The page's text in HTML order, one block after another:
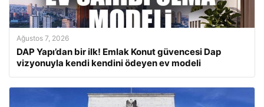
Ağustos 7, 2026
DAP Yapı’dan bir ilk! Emlak Konut güvencesi Dap
vizyonuyla kendi kendini ödeyen ev modeli